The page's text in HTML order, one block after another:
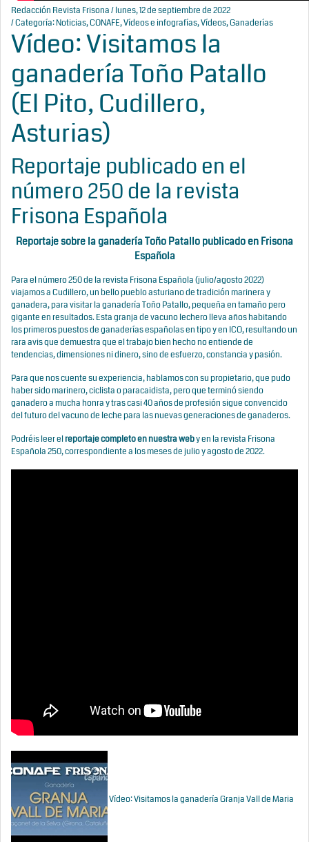
Redacción Revista Frisona/ lunes, 12 de septiembre de 2022
/ Categoría:Noticias,CONAFE,Vídeos e infografías,Vídeos,Ganaderías
Vídeo: Visitamos la
ganadería Toño Patallo
(El Pito, Cudillero,
Asturias)
Reportaje publicado en el
número 250 de la revista
Frisona Española
Reportaje sobre la ganadería Toño Patallo publicado en Frisona
Española
Para el número 250 de la revista Frisona Española (julio/agosto 2022)
viajamos a Cudillero, un bello pueblo asturiano de tradición marinera y
ganadera, para visitar la ganadería Toño Patallo, pequeña en tamaño pero
gigante en resultados. Esta granja de vacuno lechero lleva años habitando
los primeros puestos de ganaderías españolas en tipo y en ICO, resultando un
rara avis que demuestra que el trabajo bien hecho no entiende de
tendencias, dimensiones ni dinero, sino de esfuerzo, constancia y pasión.
Para que nos cuente su experiencia, hablamos con su propietario, que pudo
haber sido marinero, ciclista o paracaidista, pero que terminó siendo
ganadero a mucha honra y tras casi 40 años de profesión sigue convencido
del futuro del vacuno de leche para las nuevas generaciones de ganaderos.
Podréis leer elreportaje completo en nuestra weby en la revista Frisona
Española 250, correspondiente a los meses de julio y agosto de 2022.
Vídeo: Visitamos la ganadería Granja Vall de Maria